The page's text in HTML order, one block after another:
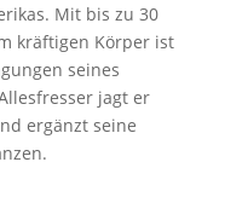
Mit bis zu 30
kräftigen Körper ist
seines
jagt er
ergänzt seine